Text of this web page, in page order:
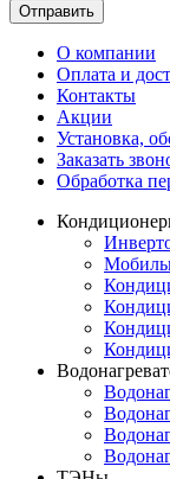
Отправить
О компании
Оплата и
Контакты
Акции
Установка,
Заказать
Обработка